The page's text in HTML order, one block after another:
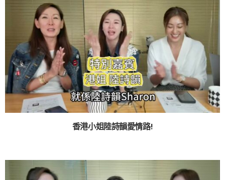
香港小姐陸詩韻愛情路!